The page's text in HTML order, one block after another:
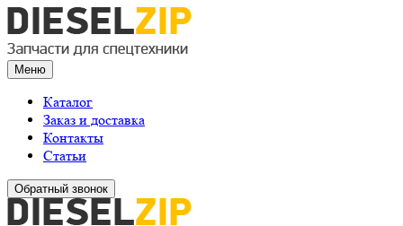
Меню
Каталог
Заказ и доставка
Контакты
Статьи
Обратный звонок